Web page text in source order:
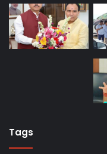
Tags